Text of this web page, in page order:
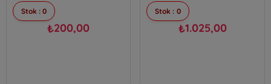
Stok : 0
₺200,00
Stok : 0
₺1.025,00